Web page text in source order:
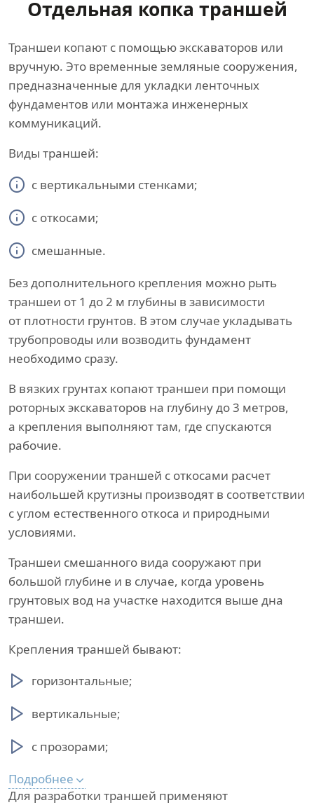
Отдельная копка траншей
Траншеи копают с помощью экскаваторов или
вручную. Это временные земляные сооружения,
предназначенные для укладки ленточных
фундаментов или монтажа инженерных
коммуникаций.
Виды траншей:
с вертикальными стенками;
с откосами;
смешанные.
Без дополнительного крепления можно рыть
траншеи от 1 до 2 м глубины в зависимости
от плотности грунтов. В этом случае укладывать
трубопроводы или возводить фундамент
необходимо сразу.
В вязких грунтах копают траншеи при помощи
роторных экскаваторов на глубину до 3 метров,
а крепления выполняют там, где спускаются
рабочие.
При сооружении траншей с откосами расчет
наибольшей крутизны производят в соответствии
с углом естественного откоса и природными
условиями.
Траншеи смешанного вида сооружают при
большой глубине и в случае, когда уровень
грунтовых вод на участке находится выше дна
траншеи.
Крепления траншей бывают:
горизонтальные;
вертикальные;
с прозорами;
Подробнее
Для разработки траншей применяют